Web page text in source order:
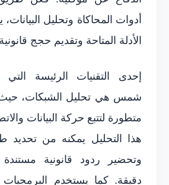
أدوات المحاكاة وتحليل
الأدلة المتاحة وتقديم حجج
إحدى التقنيات الرئيسة التي
شمس هي تحليل الشبكات،
متطورة لتتبع حركة البيانات
هذا التحليل يمكنه من تحديد
وتحضير ردود قانونية
دقيقة. كما يستخدم